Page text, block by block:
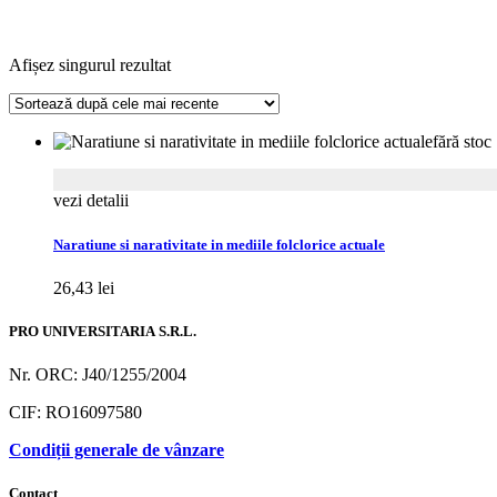
Afișez singurul rezultat
fără stoc
vezi detalii
Naratiune si narativitate in mediile folclorice actuale
26,43 lei
PRO UNIVERSITARIA S.R.L.
Nr. ORC: J40/1255/2004
CIF: RO16097580
Condiții generale de vânzare